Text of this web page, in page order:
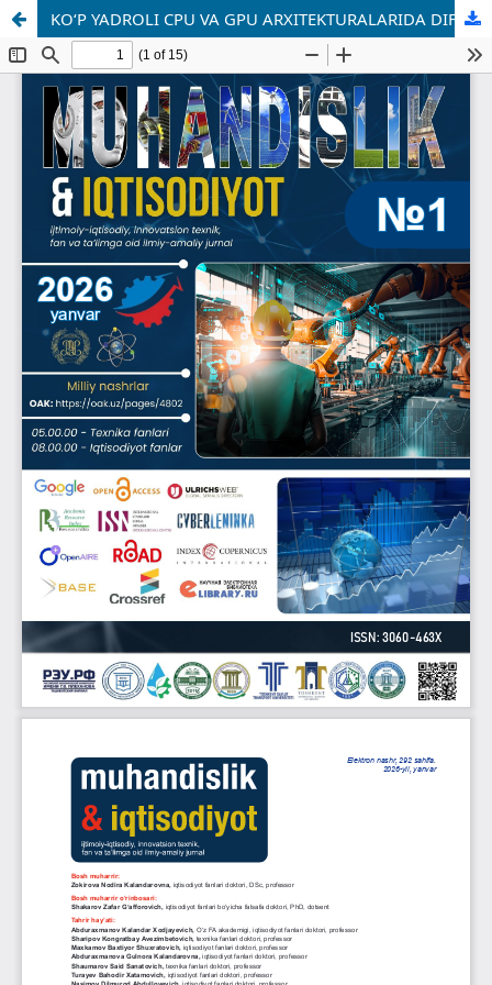
KO‘P YADROLI CPU VA GPU ARXITEKTURALARIDA DIFFERENSIAL TENGLAMALARNI SONLI YECHISH UCHUN PARALLEL ALGORITMLARNI ISHLAB CHIQISH VA SAMARADORLIGINI BAHOLASH